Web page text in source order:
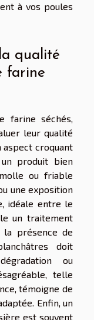
à vos poules
qualité
farine
farine séchés,
leur qualité
aspect croquant
produit bien
ou friable
une exposition
idéale entre le
un traitement
la présence de
doit
ou
telle
témoigne de
Enfin, un
est souvent